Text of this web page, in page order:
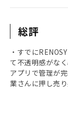
総評
・すでに
て不透明感がな
アプリで管理が
業さんに押し売